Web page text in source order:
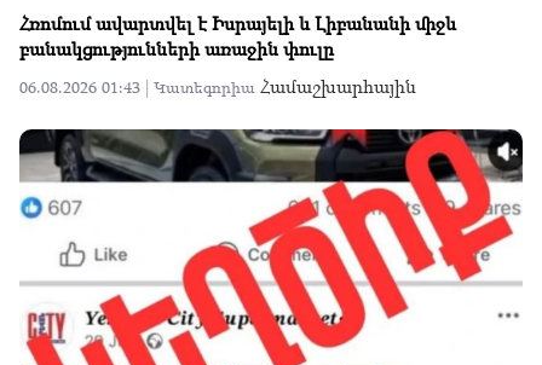
Հռոմում ավարտվել է Իսրայելի և Լիբանանի միջև
բանակցությունների առաջին փուլը
06.08.2026 01:43 | Կատեգորիա Համաշխարհային